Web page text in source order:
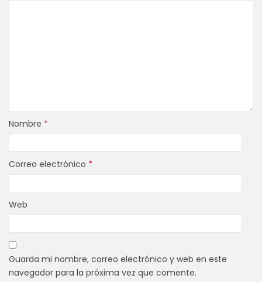
Nombre *
Correo electrónico *
Web
Guarda mi nombre, correo electrónico y web en este
navegador para la próxima vez que comente.